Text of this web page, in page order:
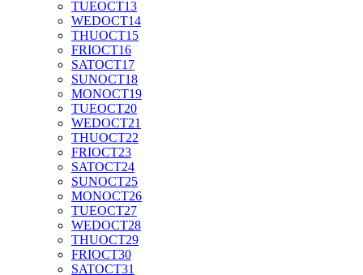
TUEOCT13
WEDOCT14
THUOCT15
FRIOCT16
SATOCT17
SUNOCT18
MONOCT19
TUEOCT20
WEDOCT21
THUOCT22
FRIOCT23
SATOCT24
SUNOCT25
MONOCT26
TUEOCT27
WEDOCT28
THUOCT29
FRIOCT30
SATOCT31